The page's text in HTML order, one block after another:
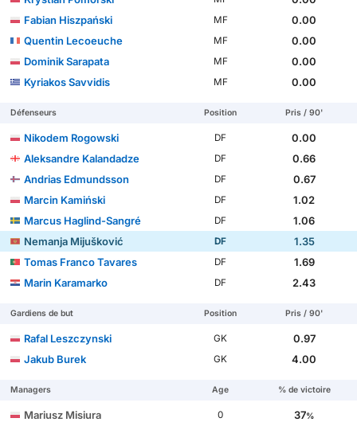
Fabian Hiszpański
MF
0.00
Quentin Lecoeuche
MF
0.00
Dominik Sarapata
MF
0.00
Kyriakos Savvidis
MF 0.00
Défenseurs Position Pris / 90'
Nikodem Rogowski DF
0.00
Aleksandre Kalandadze
DF
0.66
Andrias Edmundsson
DF
0.67
Marcin Kamiński
DF
1.02
Marcus Haglind-Sangré
DF
1.06
Nemanja Mijušković
DF
1.35
Tomas Franco Tavares
DF
1.69
Marin Karamarko
DF 2.43
Gardiens de but Position Pris / 90'
Rafal Leszczynski GK
0.97
Jakub Burek
GK 4.00
Managers Age % de victoire
Mariusz Misiura 0 37%